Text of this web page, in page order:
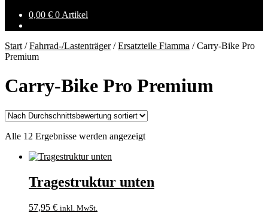
0,00 € 0 Artikel
Start /Fahrrad-/Lastenträger/Ersatzteile Fiamma /Carry-Bike Pro
Premium
Carry-Bike Pro Premium
Alle 12 Ergebnisse werden angezeigtNach
Tragestruktur unten
57,95 € inkl. MwSt.